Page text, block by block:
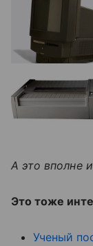
А это вполне
Это тоже
Ученый